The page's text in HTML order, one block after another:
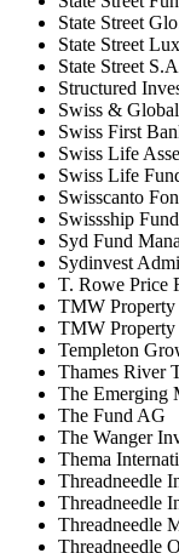
State Street
State Street
State Street
Structured
Swiss &
Swiss First
Swiss Life
Swiss Life
Swisscanto
Swissship
Syd Fund
Sydinvest
T. Rowe Price
TMW Property
TMW Property
Templeton
Thames River
The Emerging
The Fund AG
The Wanger
Thema
Threadneedle
Threadneedle
Threadneedle
Threadneedle